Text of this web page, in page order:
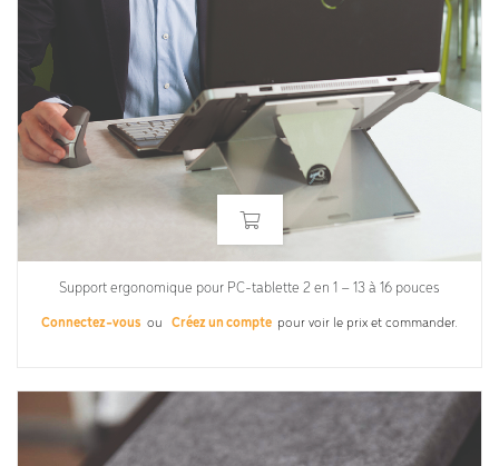
Support ergonomique pour PC-tablette 2 en 1 – 13 à 16 pouces
Connectez-vous ou Créez un compte pour voir le prix et commander.